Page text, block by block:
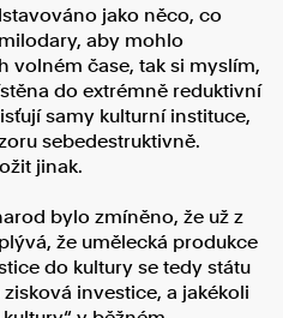
jako něco, co
aby mohlo
volném čase, tak si myslím,
do extrémně reduktivní
samy kulturní instituce,
sebedestruktivně.
jinak.
bylo zmíněno, že už z
že umělecká produkce
do kultury se tedy státu
investice, a jakékoli